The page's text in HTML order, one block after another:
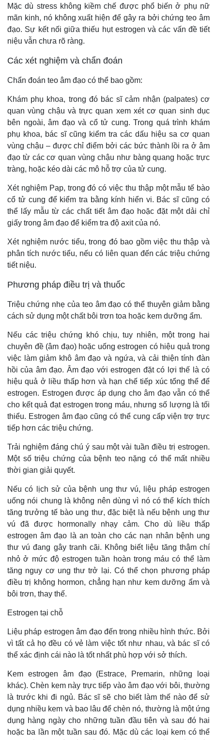
Mặc dù stress không kiềm chế được phổ biến ở phụ nữ
mãn kinh, nó không xuất hiện để gây ra bởi chứng teo âm
đạo. Sự kết nối giữa thiếu hụt estrogen và các vấn đề tiết
niệu vẫn chưa rõ ràng.
Các xét nghiệm và chẩn đoán
Chẩn đoán teo âm đạo có thể bao gồm:
Khám phụ khoa, trong đó bác sĩ cảm nhận (palpates) cơ
quan vùng chậu và trực quan xem xét cơ quan sinh dục
bên ngoài, âm đạo và cổ tử cung. Trong quá trình khám
phụ khoa, bác sĩ cũng kiểm tra các dấu hiệu sa cơ quan
vùng chậu – được chỉ điểm bởi các bức thành lồi ra ở âm
đạo từ các cơ quan vùng chậu như bàng quang hoặc trực
tràng, hoặc kéo dài các mô hỗ trợ của tử cung.
Xét nghiệm Pap, trong đó có việc thu thập một mẫu tế bào
cổ tử cung để kiểm tra bằng kính hiển vi. Bác sĩ cũng có
thể lấy mẫu từ các chất tiết âm đạo hoặc đặt một dải chỉ
giấy trong âm đạo để kiểm tra độ axit của nó.
Xét nghiệm nước tiểu, trong đó bao gồm việc thu thập và
phân tích nước tiểu, nếu có liên quan đến các triệu chứng
tiết niệu.
Phương pháp điều trị và thuốc
Triệu chứng nhẹ của teo âm đạo có thể thuyên giảm bằng
cách sử dụng một chất bôi trơn toa hoặc kem dưỡng ẩm.
Nếu các triệu chứng khó chịu, tuy nhiên, một trong hai
chuyên đề (âm đạo) hoặc uống estrogen có hiệu quả trong
việc làm giảm khô âm đạo và ngứa, và cải thiện tính đàn
hồi của âm đạo. Âm đạo với estrogen đặt có lợi thế là có
hiệu quả ở liều thấp hơn và hạn chế tiếp xúc tổng thể để
estrogen. Estrogen được áp dụng cho âm đạo vẫn có thể
cho kết quả đạt estrogen trong máu, nhưng số lượng là tối
thiểu. Estrogen âm đạo cũng có thể cung cấp viện trợ trực
tiếp hơn các triệu chứng.
Trải nghiệm đáng chú ý sau một vài tuần điều trị estrogen.
Một số triệu chứng của bệnh teo nặng có thể mất nhiều
thời gian giải quyết.
Nếu có lịch sử của bệnh ung thư vú, liệu pháp estrogen
uống nói chung là không nên dùng vì nó có thể kích thích
tăng trưởng tế bào ung thư, đặc biệt là nếu bệnh ung thư
vú đã được hormonally nhạy cảm. Cho dù liều thấp
estrogen âm đạo là an toàn cho các nạn nhân bệnh ung
thư vú đang gây tranh cãi. Không biết liệu tăng thậm chí
nhỏ ở mức độ estrogen tuần hoàn trong máu có thể làm
tăng nguy cơ ung thư trở lại. Có thể chọn phương pháp
điều trị không hormon, chẳng hạn như kem dưỡng ẩm và
bôi trơn, thay thế.
Estrogen tại chỗ
Liệu pháp estrogen âm đạo đến trong nhiều hình thức. Bởi
vì tất cả họ đều có vẻ làm việc tốt như nhau, và bác sĩ có
thể xác định cái nào là tốt nhất phù hợp với sở thích.
Kem estrogen âm đạo (Estrace, Premarin, những loại
khác). Chèn kem này trực tiếp vào âm đạo với bôi, thường
là trước khi đi ngủ. Bác sĩ sẽ cho biết làm thế nào để sử
dụng nhiều kem và bao lâu để chèn nó, thường là một ứng
dụng hàng ngày cho những tuần đầu tiên và sau đó hai
hoặc ba lần một tuần sau đó. Mặc dù các loại kem có thể